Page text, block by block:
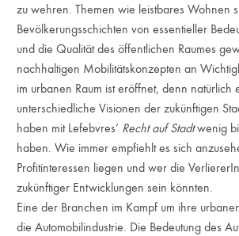
zu wehren. Themen wie leistbares Wohnen
Bevölkerungsschichten von essentieller
und die Qualität des öffentlichen Raumes
nachhaltigen Mobilitätskonzepten an
im urbanen Raum ist eröffnet, denn natürlich
unterschiedliche Visionen der zukünftigen
haben mit Lefebvres’ Recht auf Stadtwenig
haben. Wie immer empfiehlt es sich
Profitinteressen liegen und wer die
zukünftiger Entwicklungen sein könnten.
Eine der Branchen im Kampf um ihre
die Automobilindustrie. Die Bedeutung des